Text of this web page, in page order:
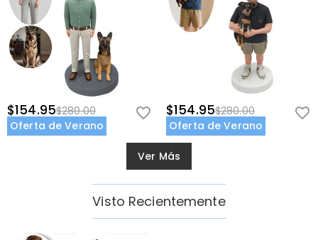
$154.95$280.00
Oferta de Verano
$154.95$280.00
Oferta de Verano
Ver Más
Visto Recientemente